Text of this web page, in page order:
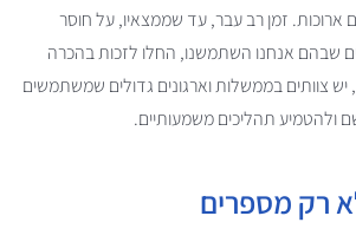
ארוכות. זמן רב עבר, עד שממצאיו, על חוסר
שבהם אנחנו השתמשנו, החלו לזכות בהכרה
יש צוותים בממשלות וארגונים גדולים שמשתמשים
ולהטמיע תהליכים משמעותיים.
רק מספרים